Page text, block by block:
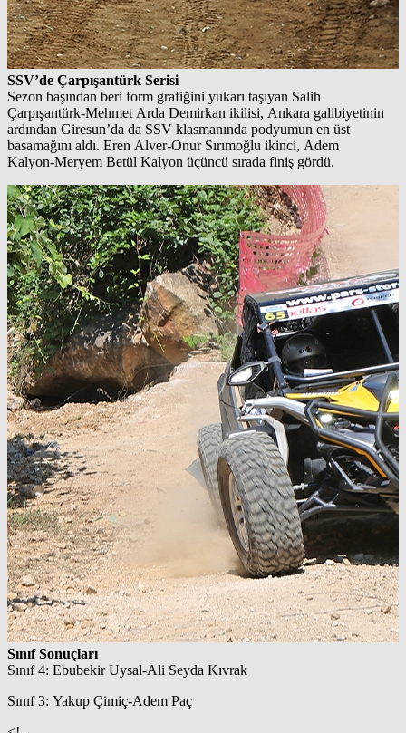
SSV’de Çarpışantürk Serisi
Sezon başından beri form grafiğini yukarı taşıyan Salih
Çarpışantürk‑Mehmet Arda Demirkan ikilisi, Ankara galibiyetinin
ardından Giresun’da da SSV klasmanında podyumun en üst
basamağını aldı. Eren Alver‑Onur Sırımoğlu ikinci, Adem
Kalyon‑Meryem Betül Kalyon üçüncü sırada finiş gördü.
Sınıf Sonuçları
Sınıf 4: Ebubekir Uysal‑Ali Seyda Kıvrak
Sınıf 3: Yakup Çimiç‑Adem Paç